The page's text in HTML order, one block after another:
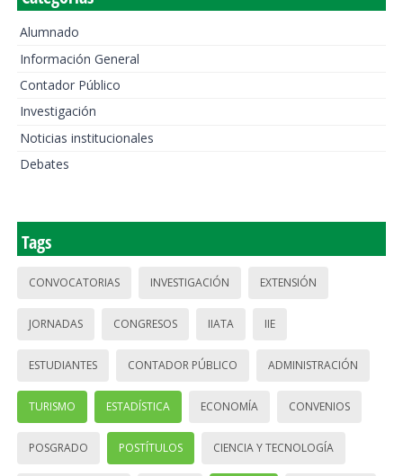
Alumnado
Información General
Contador Público
Investigación
Noticias institucionales
Debates
Tags
CONVOCATORIAS INVESTIGACIÓN EXTENSIÓN
JORNADAS CONGRESOS IIATA IIE
ESTUDIANTES CONTADOR PÚBLICO ADMINISTRACIÓN
TURISMO ESTADÍSTICA ECONOMÍA CONVENIOS
POSGRADO POSTÍTULOS CIENCIA Y TECNOLOGÍA